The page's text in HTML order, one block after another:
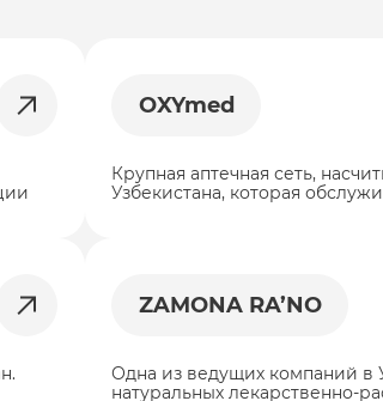
OXYmed
Крупная аптечная сеть,
Узбекистана, которая
ZAMONA RA’NO
Одна из ведущих компаний в
натуральных лекарственно-